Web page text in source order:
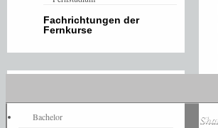
Fachrichtungen der
Fernkurse
Bachelor